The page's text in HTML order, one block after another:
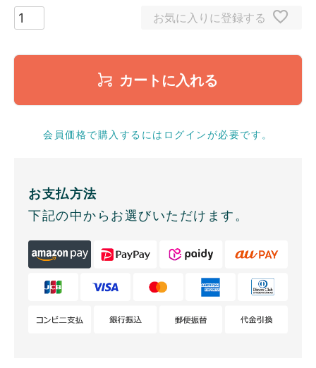
お気に入りに登録する
カートに入れる
会員価格で購入するにはログインが必要です。
お支払方法
下記の中からお選びいただけます。